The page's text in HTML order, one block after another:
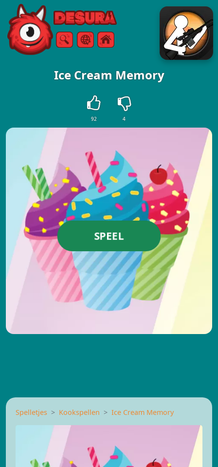
Free Online Games
ZoekenMenu
Ice Cream Memory
92 4
SPEEL
Spelletjes Kookspellen Ice Cream Memory